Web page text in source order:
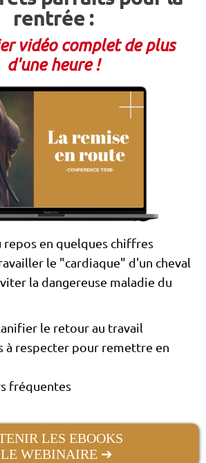
rentrée :
vidéo complet de plus
d'une heure !
repos en quelques chiffres
le "cardiaque" d'un cheval
la dangereuse maladie du
le retour au travail
à respecter pour remettre en
fréquentes
LES EBOOKS
WEBINAIRE ➔